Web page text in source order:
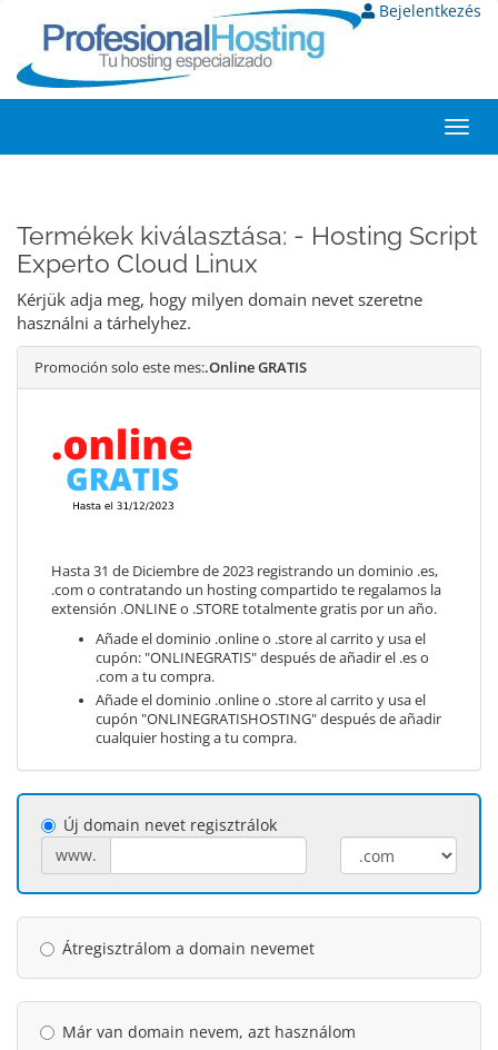
Bejelentkezés
Termékek kiválasztása: - Hosting Script
Experto Cloud Linux
Kérjük adja meg, hogy milyen domain nevet szeretne
használni a tárhelyhez.
Promoción solo este mes:.Online GRATIS
Hasta 31 de Diciembre de 2023 registrando un dominio .es,
.com o contratando un hosting compartido te regalamos la
extensión .ONLINE o .STORE totalmente gratis por un año.
Añade el dominio .online o .store al carrito y usa el
cupón: "ONLINEGRATIS" después de añadir el .es o
.com a tu compra.
Añade el dominio .online o .store al carrito y usa el
cupón "ONLINEGRATISHOSTING" después de añadir
cualquier hosting a tu compra.
Új domain nevet regisztrálok
www.
Átregisztrálom a domain nevemet
Már van domain nevem, azt használom